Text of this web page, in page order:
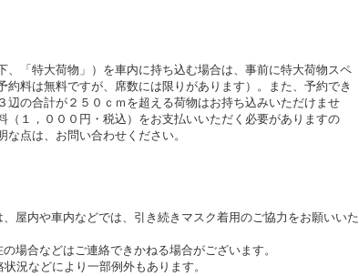
「特大荷物」）を車内に持ち込む場合は、事前に特大荷物スペ
料は無料ですが、席数には限りがあります）。また、予約でき
の合計が２５０ｃｍを超える荷物はお持ち込みいただけませ
１，０００円・税込）をお支払いいただく必要がありますの
点は、お問い合わせください。
屋内や車内などでは、引き続きマスク着用のご協力をお願いいた
場合などはご連絡できかねる場合がございます。
況などにより一部例外もあります。